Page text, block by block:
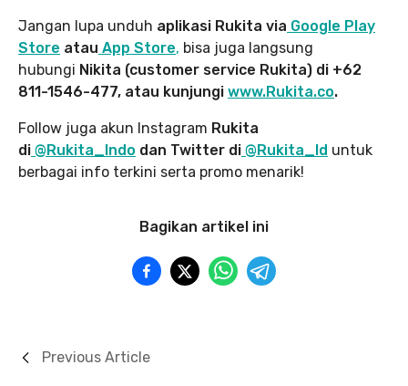
Jangan lupa unduh aplikasi Rukita via Google Play
Store atau App Store, bisa juga langsung
hubungi Nikita (customer service Rukita) di +62
811-1546-477, atau kunjungi www.Rukita.co.
Follow juga akun Instagram Rukita
di @Rukita_Indo dan Twitter di @Rukita_Id untuk
berbagai info terkini serta promo menarik!
Bagikan artikel ini
Previous Article